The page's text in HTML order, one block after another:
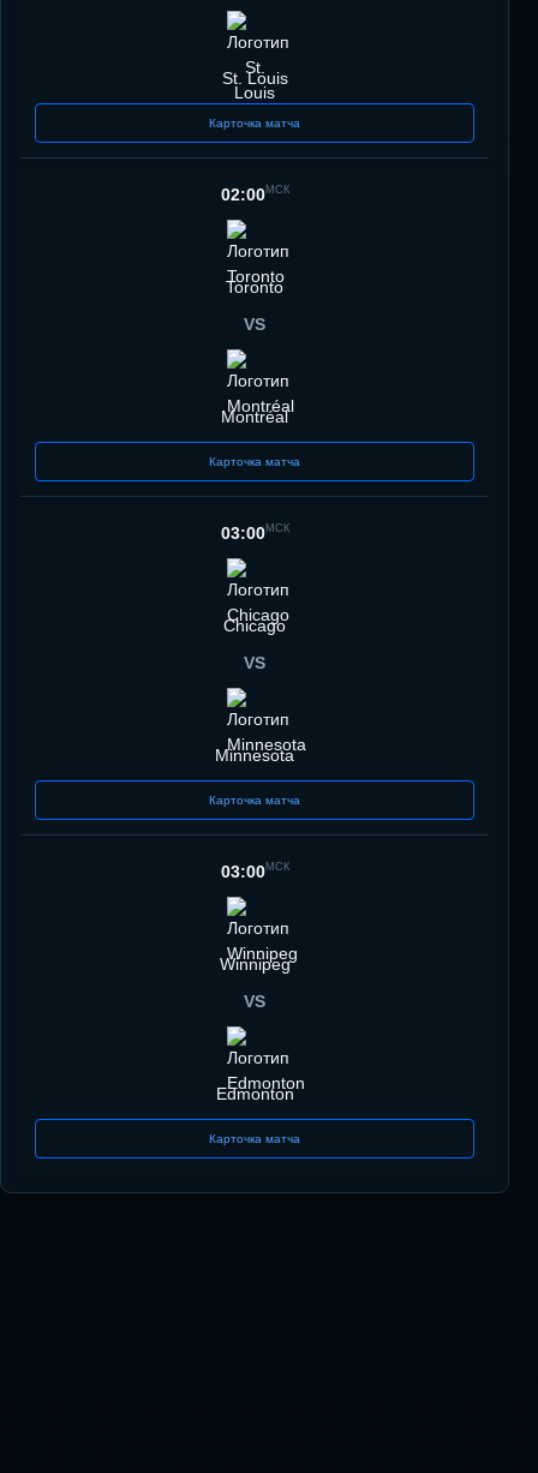
St. Louis
Карточка матча
02:00МСК
Toronto
VS
Montréal
Карточка матча
03:00МСК
Chicago
VS
Minnesota
Карточка матча
03:00МСК
Winnipeg
VS
Edmonton
Карточка матча